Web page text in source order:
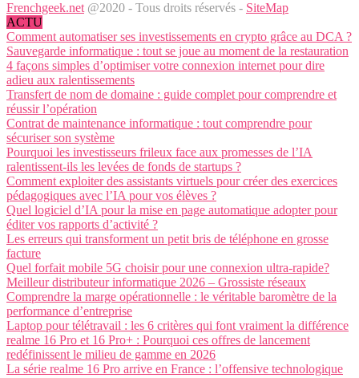
Frenchgeek.net @2020 - Tous droits réservés - SiteMap
ACTU
Comment automatiser ses investissements en crypto grâce au DCA ?
Sauvegarde informatique : tout se joue au moment de la restauration
4 façons simples d’optimiser votre connexion internet pour dire
adieu aux ralentissements
Transfert de nom de domaine : guide complet pour comprendre et
réussir l’opération
Contrat de maintenance informatique : tout comprendre pour
sécuriser son système
Pourquoi les investisseurs frileux face aux promesses de l’IA
ralentissent-ils les levées de fonds de startups ?
Comment exploiter des assistants virtuels pour créer des exercices
pédagogiques avec l’IA pour vos élèves ?
Quel logiciel d’IA pour la mise en page automatique adopter pour
éditer vos rapports d’activité ?
Les erreurs qui transforment un petit bris de téléphone en grosse
facture
Quel forfait mobile 5G choisir pour une connexion ultra-rapide?
Meilleur distributeur informatique 2026 – Grossiste réseaux
Comprendre la marge opérationnelle : le véritable baromètre de la
performance d’entreprise
Laptop pour télétravail : les 6 critères qui font vraiment la différence
realme 16 Pro et 16 Pro+ : Pourquoi ces offres de lancement
redéfinissent le milieu de gamme en 2026
La série realme 16 Pro arrive en France : l’offensive technologique